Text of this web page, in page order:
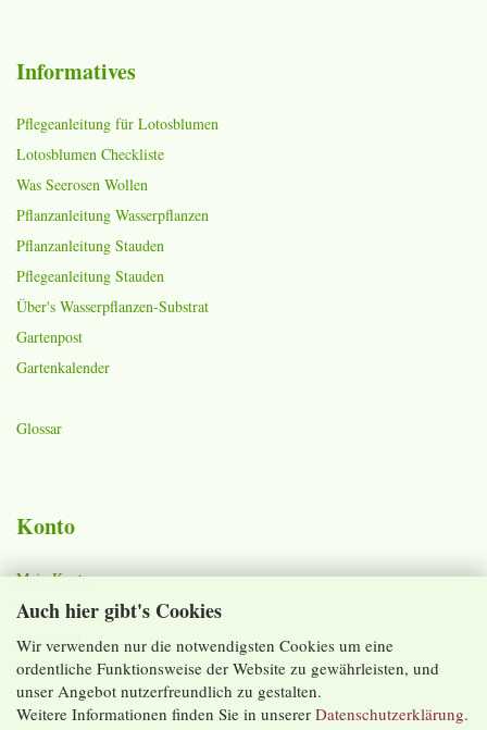
Auch hier gibt's Cookies
Wir verwenden nur die notwendigsten Cookies um eine
ordentliche Funktionsweise der Website zu gewährleisten, und
unser Angebot nutzerfreundlich zu gestalten.
Weitere Informationen finden Sie in unserer Datenschutzerklärung.
Informatives
Pflegeanleitung für Lotosblumen
Lotosblumen Checkliste
Was Seerosen Wollen
Pflanzanleitung Wasserpflanzen
Pflanzanleitung Stauden
Pflegeanleitung Stauden
Über's Wasserpflanzen-Substrat
Gartenpost
Gartenkalender
Glossar
Konto
Mein Konto
Warenkorb
Merkzettel
Lieferzeiten und Versandkosten